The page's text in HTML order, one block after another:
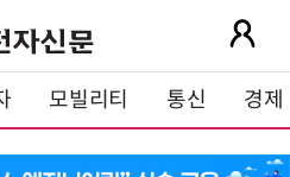
모빌리티 통신 경제